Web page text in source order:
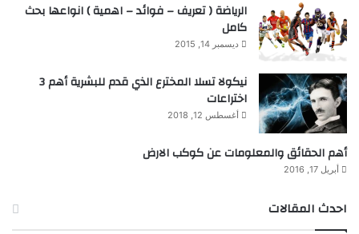
الرياضة ( تعريف – فوائد – اهمية ) انواعها بحث
كامل
ديسمبر 14, 2015
نيكولا تسلا المخترع الذي قدم للبشرية أهم 3
اختراعات
أغسطس 12, 2018
أهم الحقائق والمعلومات عن كوكب الارض
أبريل 17, 2016
احدث المقالات